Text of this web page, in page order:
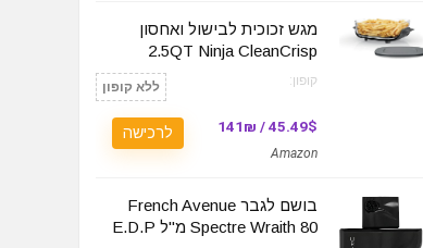
מגש זכוכית לבישול ואחסון
2.5QT Ninja CleanCrisp
קופון: ללא קופון
45.49$ / 141₪
Amazon
לרכישה
בושם לגבר French Avenue
Spectre Wraith 80 מ"ל E.D.P